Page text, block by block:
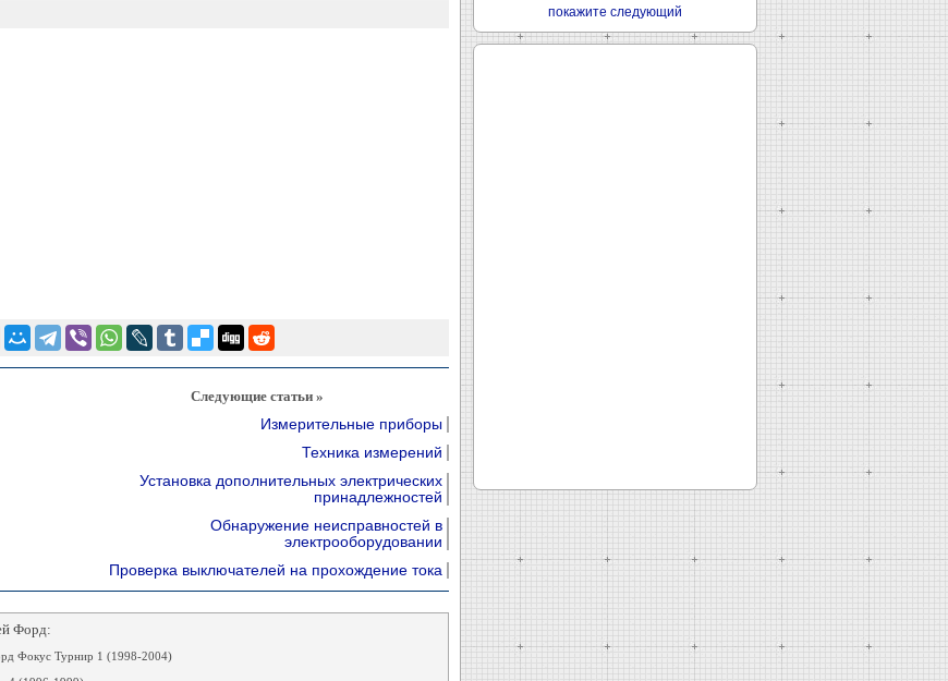
Следующие статьи »
Измерительные приборы
Техника измерений
Установка дополнительных электрических
принадлежностей
Обнаружение неисправностей в
электрооборудовании
Проверка выключателей на прохождение тока
Форд:
Фокус Турнир 1 (1998-2004)
покажите следующий